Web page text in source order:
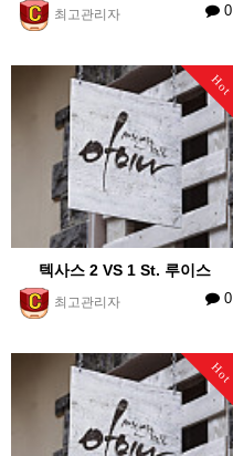
최고관리자 0
Hot
텍사스 2 VS 1 St. 루이스
최고관리자 0
Hot